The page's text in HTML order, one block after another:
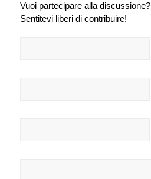
Vuoi partecipare alla discussione?
Sentitevi liberi di contribuire!